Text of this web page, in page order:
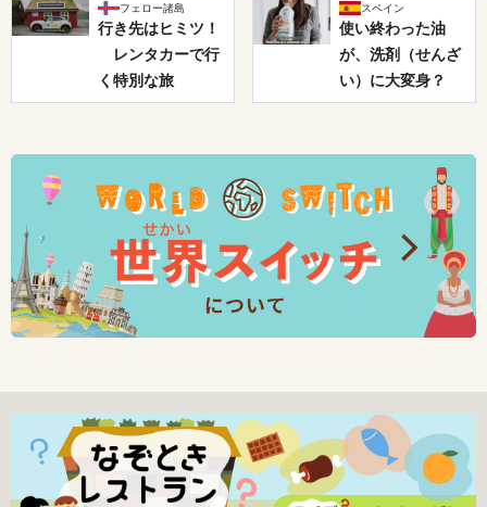
フェロー諸島
行き先はヒミツ！
レンタカーで行
く特別な旅
スペイン
使い終わった油
が、洗剤（せんざ
い）に大変身？